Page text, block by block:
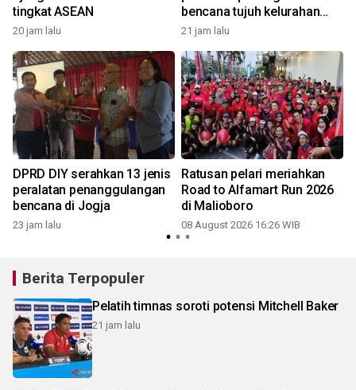
tingkat ASEAN
20 jam lalu
bencana tujuh kelurahan
Yogyakarta
21 jam lalu
DPRD DIY serahkan 13 jenis
peralatan penanggulangan
bencana di Jogja
23 jam lalu
Ratusan pelari meriahkan
Road to Alfamart Run 2026
di Malioboro
08 August 2026 16:26 WIB
Berita Terpopuler
Pelatih timnas soroti potensi Mitchell Baker
21 jam lalu